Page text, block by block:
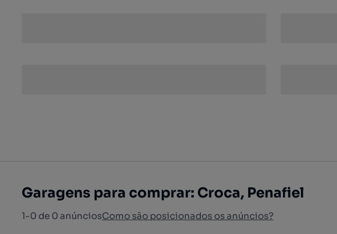
Garagens para comprar: Croca, Penafiel
1-0 de 0 anúnciosComo são posicionados os anúncios?